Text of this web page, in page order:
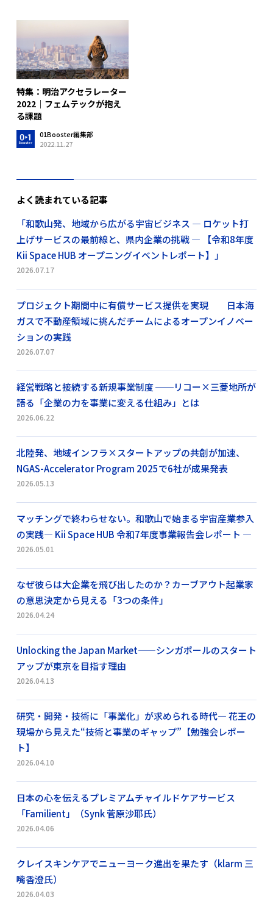
特集：明治アクセラレーター
2022｜フェムテックが抱え
る課題
01Booster編集部
2022.11.27
よく読まれている記事
「和歌山発、地域から広がる宇宙ビジネス ― ロケット打
上げサービスの最前線と、県内企業の挑戦 ― 【令和8年度
Kii Space HUB オープニングイベントレポート】」
2026.07.17
プロジェクト期間中に有償サービス提供を実現 日本海
ガスで不動産領域に挑んだチームによるオープンイノベー
ションの実践
2026.07.07
経営戦略と接続する新規事業制度 ──リコー×三菱地所が
語る「企業の力を事業に変える仕組み」とは
2026.06.22
北陸発、地域インフラ×スタートアップの共創が加速、
NGAS-Accelerator Program 2025で6社が成果発表
2026.05.13
マッチングで終わらせない。和歌山で始まる宇宙産業参入
の実践― Kii Space HUB 令和7年度事業報告会レポート ―
2026.05.01
なぜ彼らは大企業を飛び出したのか？カーブアウト起業家
の意思決定から見える「3つの条件」
2026.04.24
Unlocking the Japan Market——シンガポールのスタート
アップが東京を目指す理由
2026.04.13
研究・開発・技術に「事業化」が求められる時代― 花王の
現場から見えた“技術と事業のギャップ”【勉強会レポー
ト】
2026.04.10
日本の心を伝えるプレミアムチャイルドケアサービス
「Familient」（Synk 菅原沙耶氏）
2026.04.06
クレイスキンケアでニューヨーク進出を果たす（klarm 三
嘴香澄氏）
2026.04.03